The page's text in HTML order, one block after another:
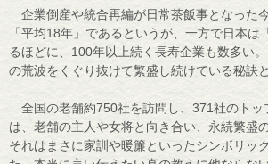
企業倒産や統合再編が日常茶飯事となった
「平均18年」であるというが、一方で日本は
るほどに、100年以上続く長寿企業も数多い
の荒波をくぐり抜けて繁盛し続けている秘訣
全国の老舗約750社を訪問し、371社のトッ
は、老舗の主人や女将と向き合い、永続繁盛
それはまさに家訓や暖簾といったシンボリッ